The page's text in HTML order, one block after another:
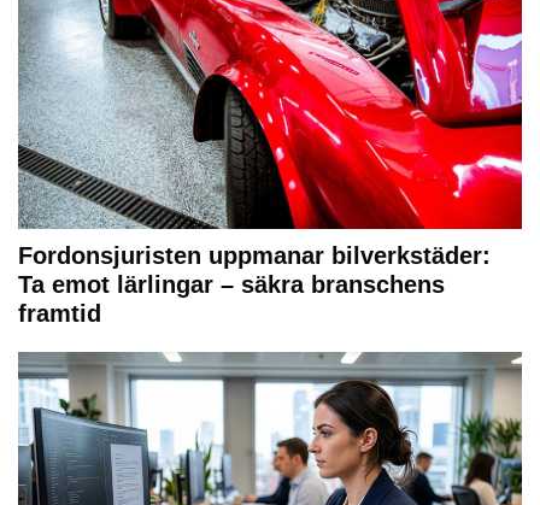
Fordonsjuristen uppmanar bilverkstäder:
Ta emot lärlingar – säkra branschens
framtid